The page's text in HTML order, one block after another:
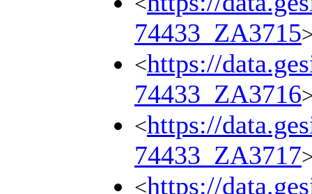
74433_ZA3715
<https://
74433_ZA3716
<https://
74433_ZA3717
<https://